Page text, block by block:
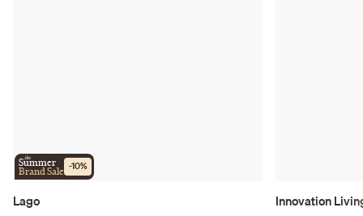
the
Summer
Brand Sale -10%
Lago
Innovation